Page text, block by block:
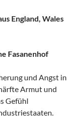
England, Wales
Fasanenhof
und Angst in
Armut und
Gefühl